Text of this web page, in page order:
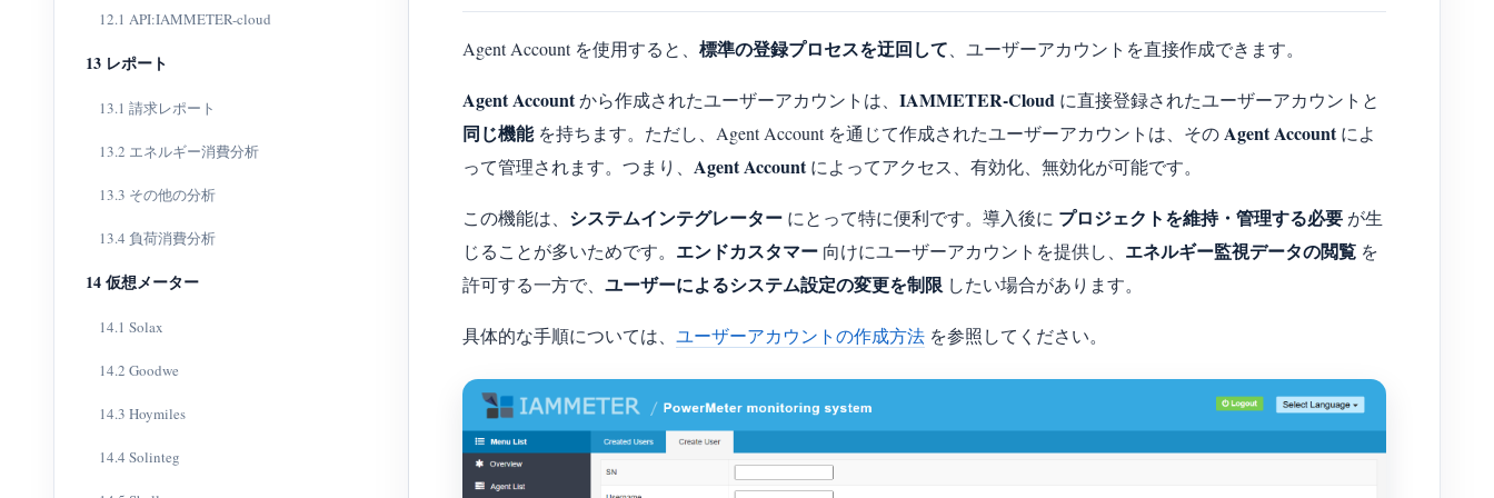
12.1 API:IAMMETER-cloud
13 レポート
13.1 請求レポート
13.2 エネルギー消費分析
13.3 その他の分析
13.4 負荷消費分析
14 仮想メーター
14.1 Solax
14.2 Goodwe
14.3 Hoymiles
14.4 Solinteg
Agent Account を使用すると、 標準の登録プロセスを迂回して 、ユーザーアカウントを直接作成できます。
Agent Accountから作成されたユーザーアカウントは、 IAMMETER-Cloud に直接登録されたユーザーアカウントと
同じ機能を持ちます。ただし、Agent Account を通じて作成されたユーザーアカウントは、そのAgent Accountによ
って管理されます。つまり、 Agent Accountによってアクセス、有効化、無効化が可能です。
この機能は、 システムインテグレーター にとって特に便利です。導入後に プロジェクトを維持・管理する必要 が生
じることが多いためです。 エンドカスタマー 向けにユーザーアカウントを提供し、 エネルギー監視データの閲覧 を
許可する一方で、 ユーザーによるシステム設定の変更を制限 したい場合があります。
具体的な手順については、 ユーザーアカウントの作成方法 を参照してください。